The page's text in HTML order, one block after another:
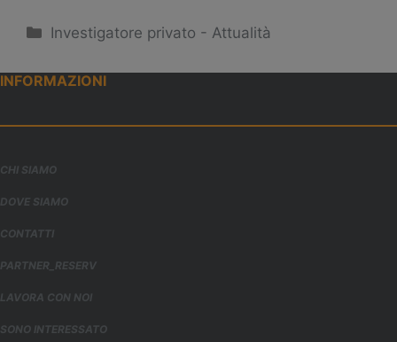
Categorie
Investigatore privato - Attualità
INFORMAZIONI
CHI SIAMO
DOVE SIAMO
CONTATTI
PARTNER_RESERV
LAVORA CON NOI
SONO INTERESSATO